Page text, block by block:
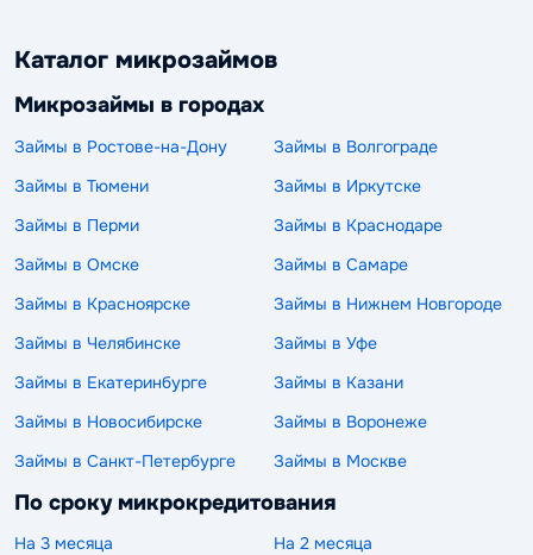
Каталог микрозаймов
Микрозаймы в городах
Займы в Ростове-на-Дону
Займы в Волгограде
Займы в Тюмени
Займы в Иркутске
Займы в Перми
Займы в Краснодаре
Займы в Омске
Займы в Самаре
Займы в Красноярске
Займы в Нижнем Новгороде
Займы в Челябинске
Займы в Уфе
Займы в Екатеринбурге
Займы в Казани
Займы в Новосибирске
Займы в Воронеже
Займы в Санкт-Петербурге
Займы в Москве
По сроку микрокредитования
На 3 месяца
На 2 месяца